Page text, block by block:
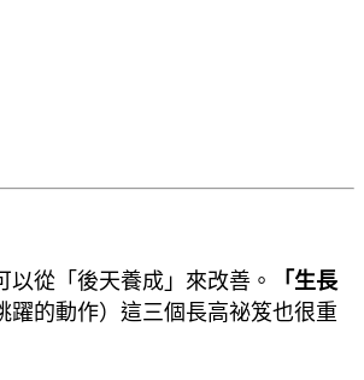
從「後天養成」來改善。
「生長
的動作）這三個長高祕笈也很重